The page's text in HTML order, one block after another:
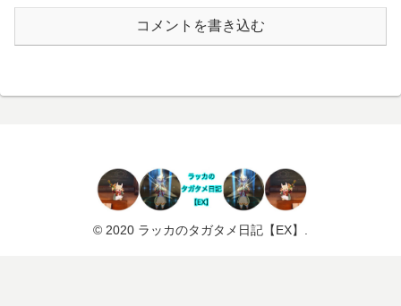
コメントを書き込む
© 2020 ラッカのタガタメ日記【EX】.